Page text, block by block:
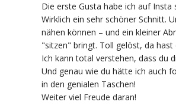
Die erste Gusta habe ich auf Insta
Wirklich ein sehr schöner Schnitt.
nähen können – und ein kleiner
"sitzen" bringt. Toll gelöst, da hast
Ich kann total verstehen, dass du
Und genau wie du hätte ich auch
in den genialen Taschen!
Weiter viel Freude daran!